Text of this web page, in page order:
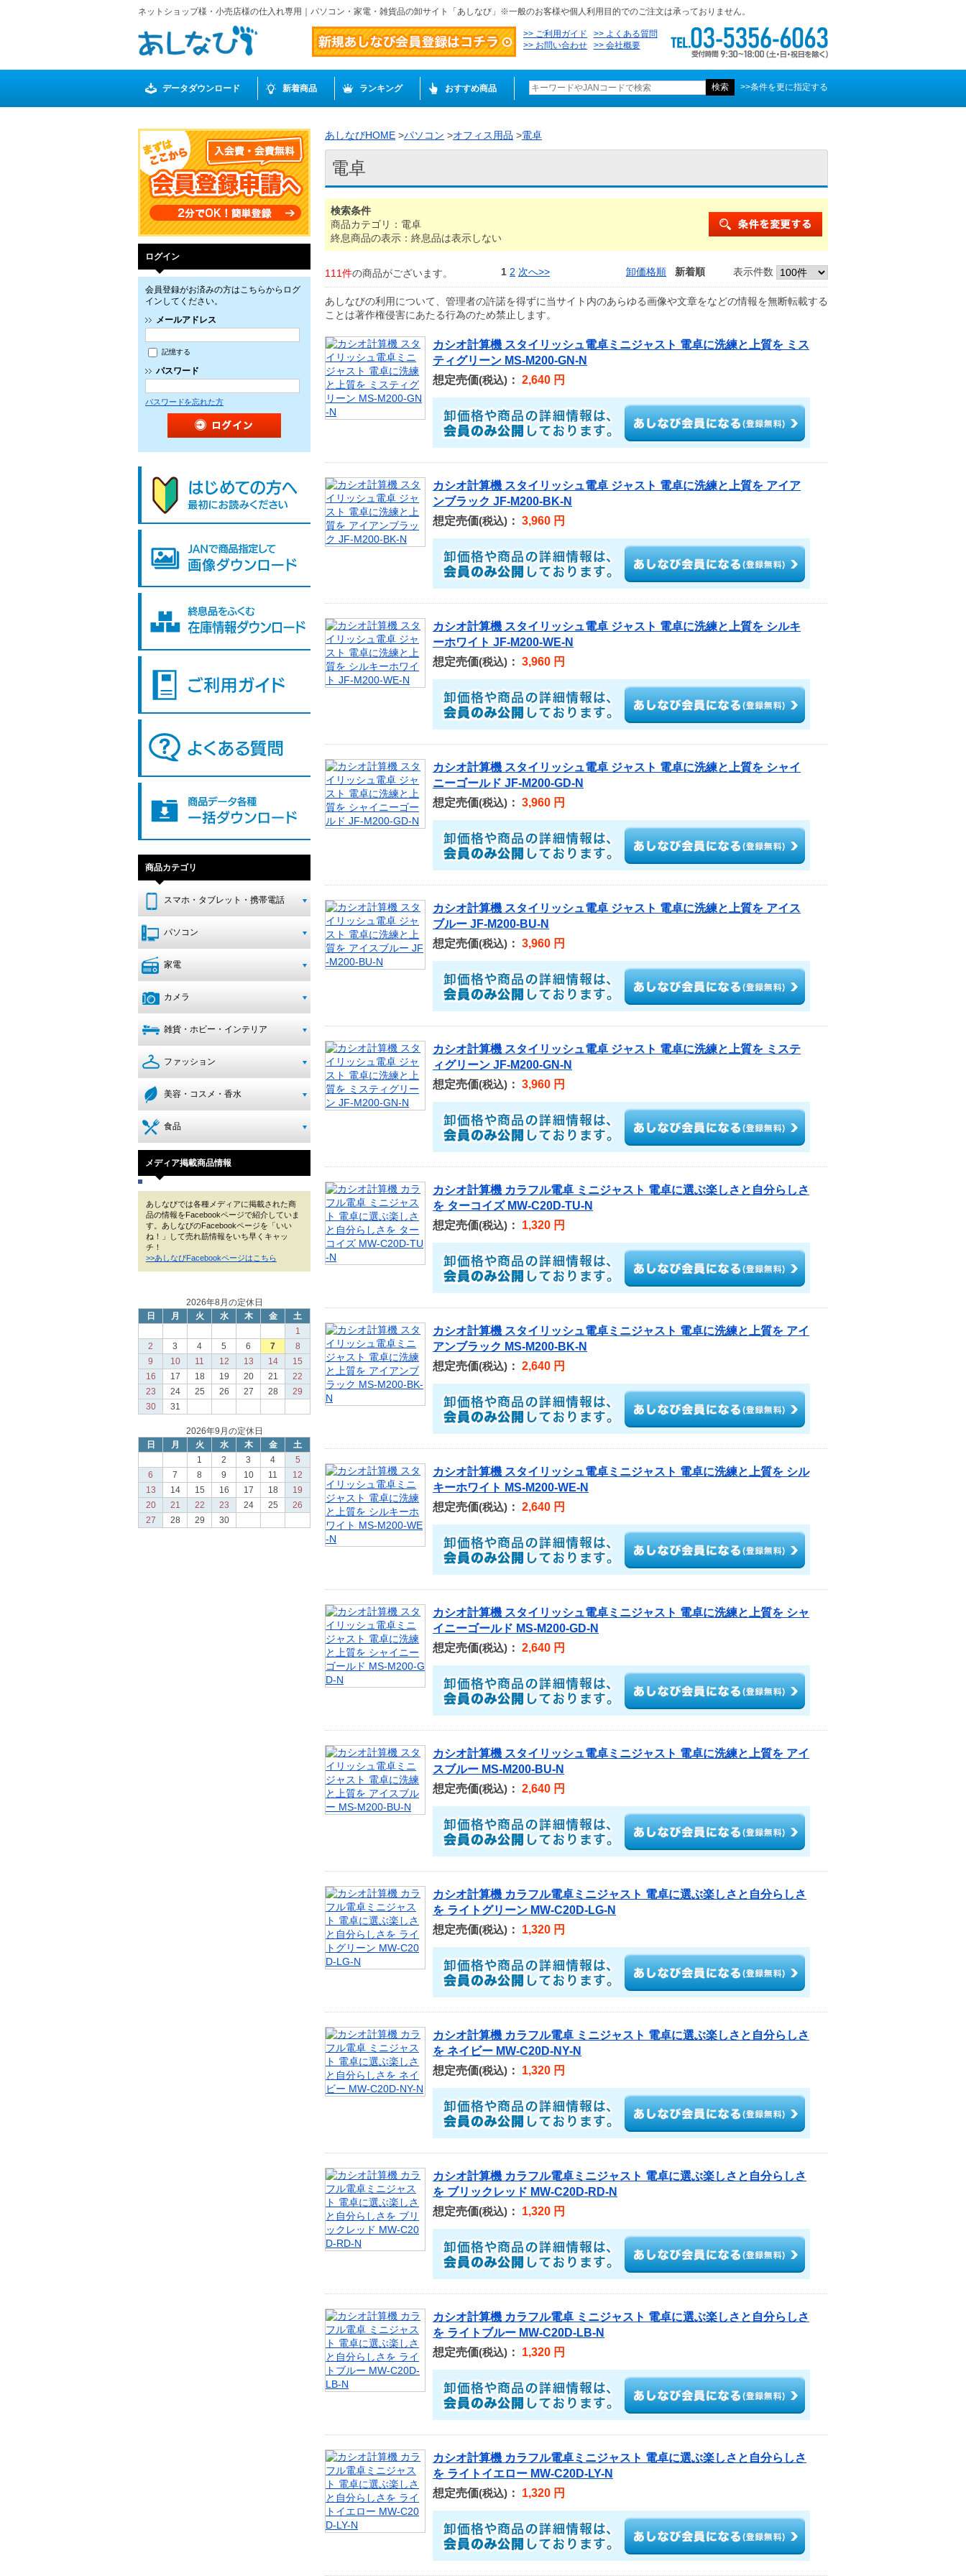
ネットショップ様・小売店様の仕入れ専用｜パソコン・家電・雑貨品の卸サイト「あしなび」※一般のお客様や個人利用目的でのご注文は承っておりません。
ご利用ガイド
よくある質問
お問い合わせ
会社概要
データダウンロード 新着商品 ランキング おすすめ商品 >>条件を更に指定する
ログイン
会員登録がお済みの方はこちらからログ
インしてください。
メールアドレス
記憶する
パスワード
パスワードを忘れた方
商品カテゴリ
スマホ・タブレット・携帯電話
パソコン
家電
カメラ
雑貨・ホビー・インテリア
ファッション
美容・コスメ・香水
食品
メディア掲載商品情報
あしなびでは各種メディアに掲載された商
品の情報をFacebookページで紹介していま
す。あしなびのFacebookページを「いい
ね！」して売れ筋情報をいち早くキャッ
チ！
>>あしなびFacebookページはこちら
2026年8月の定休日
日
月 火 水 木 金
土
1
2
3 4 5 6 7
8
9
10 11 12 13 14
15
16
17 18 19 20 21
22
23
24 25 26 27 28
29
30
31
2026年9月の定休日
日
月 火 水 木 金
土
1
2 3 4
5
6
7 8 9 10 11
12
13
14 15 16 17 18
19
20
21 22 23 24 25
26
27
28 29 30
あしなびHOME >パソコン >オフィス用品 >電卓
電卓
検索条件
商品カテゴリ：電卓
終息商品の表示：終息品は表示しない
111件の商品がございます。 卸価格順 新着順 表示件数
1 2 次へ>>
あしなびの利用について、管理者の許諾を得ずに当サイト内のあらゆる画像や文章をなどの情報を無断転載する
ことは著作権侵害にあたる行為のため禁止します。
カシオ計算機 スタイリッシュ電卓ミニジャスト 電卓に洗練と上質を ミス
ティグリーン MS-M200-GN-N
想定売価(税込) ： 2,640 円
カシオ計算機 スタイリッシュ電卓 ジャスト 電卓に洗練と上質を アイア
ンブラック JF-M200-BK-N
想定売価(税込) ： 3,960 円
カシオ計算機 スタイリッシュ電卓 ジャスト 電卓に洗練と上質を シルキ
ーホワイト JF-M200-WE-N
想定売価(税込) ： 3,960 円
カシオ計算機 スタイリッシュ電卓 ジャスト 電卓に洗練と上質を シャイ
ニーゴールド JF-M200-GD-N
想定売価(税込) ： 3,960 円
カシオ計算機 スタイリッシュ電卓 ジャスト 電卓に洗練と上質を アイス
ブルー JF-M200-BU-N
想定売価(税込) ： 3,960 円
カシオ計算機 スタイリッシュ電卓 ジャスト 電卓に洗練と上質を ミステ
ィグリーン JF-M200-GN-N
想定売価(税込) ： 3,960 円
カシオ計算機 カラフル電卓 ミニジャスト 電卓に選ぶ楽しさと自分らしさ
を ターコイズ MW-C20D-TU-N
想定売価(税込) ： 1,320 円
カシオ計算機 スタイリッシュ電卓ミニジャスト 電卓に洗練と上質を アイ
アンブラック MS-M200-BK-N
想定売価(税込) ： 2,640 円
カシオ計算機 スタイリッシュ電卓ミニジャスト 電卓に洗練と上質を シル
キーホワイト MS-M200-WE-N
想定売価(税込) ： 2,640 円
カシオ計算機 スタイリッシュ電卓ミニジャスト 電卓に洗練と上質を シャ
イニーゴールド MS-M200-GD-N
想定売価(税込) ： 2,640 円
カシオ計算機 スタイリッシュ電卓ミニジャスト 電卓に洗練と上質を アイ
スブルー MS-M200-BU-N
想定売価(税込) ： 2,640 円
カシオ計算機 カラフル電卓ミニジャスト 電卓に選ぶ楽しさと自分らしさ
を ライトグリーン MW-C20D-LG-N
想定売価(税込) ： 1,320 円
カシオ計算機 カラフル電卓 ミニジャスト 電卓に選ぶ楽しさと自分らしさ
を ネイビー MW-C20D-NY-N
想定売価(税込) ： 1,320 円
カシオ計算機 カラフル電卓ミニジャスト 電卓に選ぶ楽しさと自分らしさ
を ブリックレッド MW-C20D-RD-N
想定売価(税込) ： 1,320 円
カシオ計算機 カラフル電卓 ミニジャスト 電卓に選ぶ楽しさと自分らしさ
を ライトブルー MW-C20D-LB-N
想定売価(税込) ： 1,320 円
カシオ計算機 カラフル電卓ミニジャスト 電卓に選ぶ楽しさと自分らしさ
を ライトイエロー MW-C20D-LY-N
想定売価(税込) ： 1,320 円